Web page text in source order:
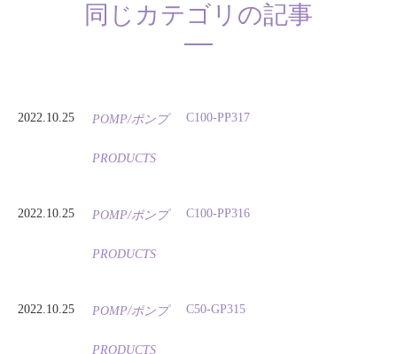
同じカテゴリの記事
2022.10.25 POMP/ポンプ
PRODUCTS
C100-PP317
2022.10.25 POMP/ポンプ
PRODUCTS
C100-PP316
2022.10.25 POMP/ポンプ
PRODUCTS
C50-GP315